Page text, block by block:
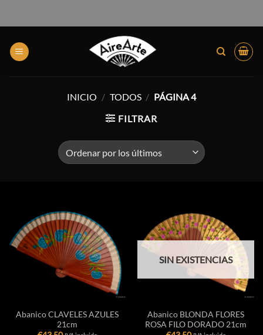
INICIO / TODOS / PÁGINA 4
FILTRAR
Abanico CLAVELES AZULES
21cm
SIN EXISTENCIAS
Abanico BLONDA FLORES
ROSA FILO DORADO 21cm